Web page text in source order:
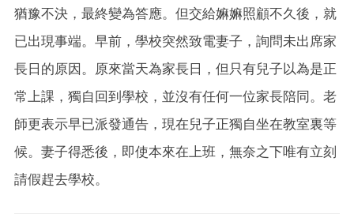
猶豫不決，最終變為答應。但交給嫲嫲照顧不久後，就
已出現事端。早前，學校突然致電妻子，詢問未出席家
長日的原因。原來當天為家長日，但只有兒子以為是正
常上課，獨自回到學校，並沒有任何一位家長陪同。老
師更表示早已派發通告，現在兒子正獨自坐在教室裏等
候。妻子得悉後，即使本來在上班，無奈之下唯有立刻
請假趕去學校。